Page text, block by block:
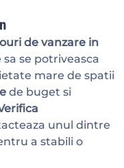
de vanzare in
se potriveasca
mare de spatii
de buget si
unul dintre
a stabili o